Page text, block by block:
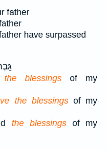
father
have surpassed
the blessings of my
the blessingsof my
the blessingsof my